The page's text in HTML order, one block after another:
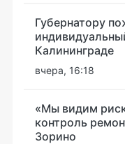
Губернатору
Калининграде
вчера, 16:18
«Мы видим
контроль
Зорино